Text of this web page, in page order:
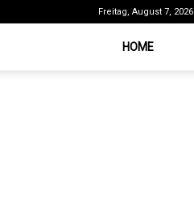
Freitag, August 7, 2026
HOME